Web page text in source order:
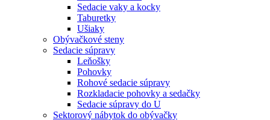
Sedacie vaky a kocky
Taburetky
Ušiaky
Obývačkové steny
Sedacie súpravy
Leňošky
Pohovky
Rohové sedacie súpravy
Rozkladacie pohovky a sedačky
Sedacie súpravy do U
Sektorový nábytok do obývačky